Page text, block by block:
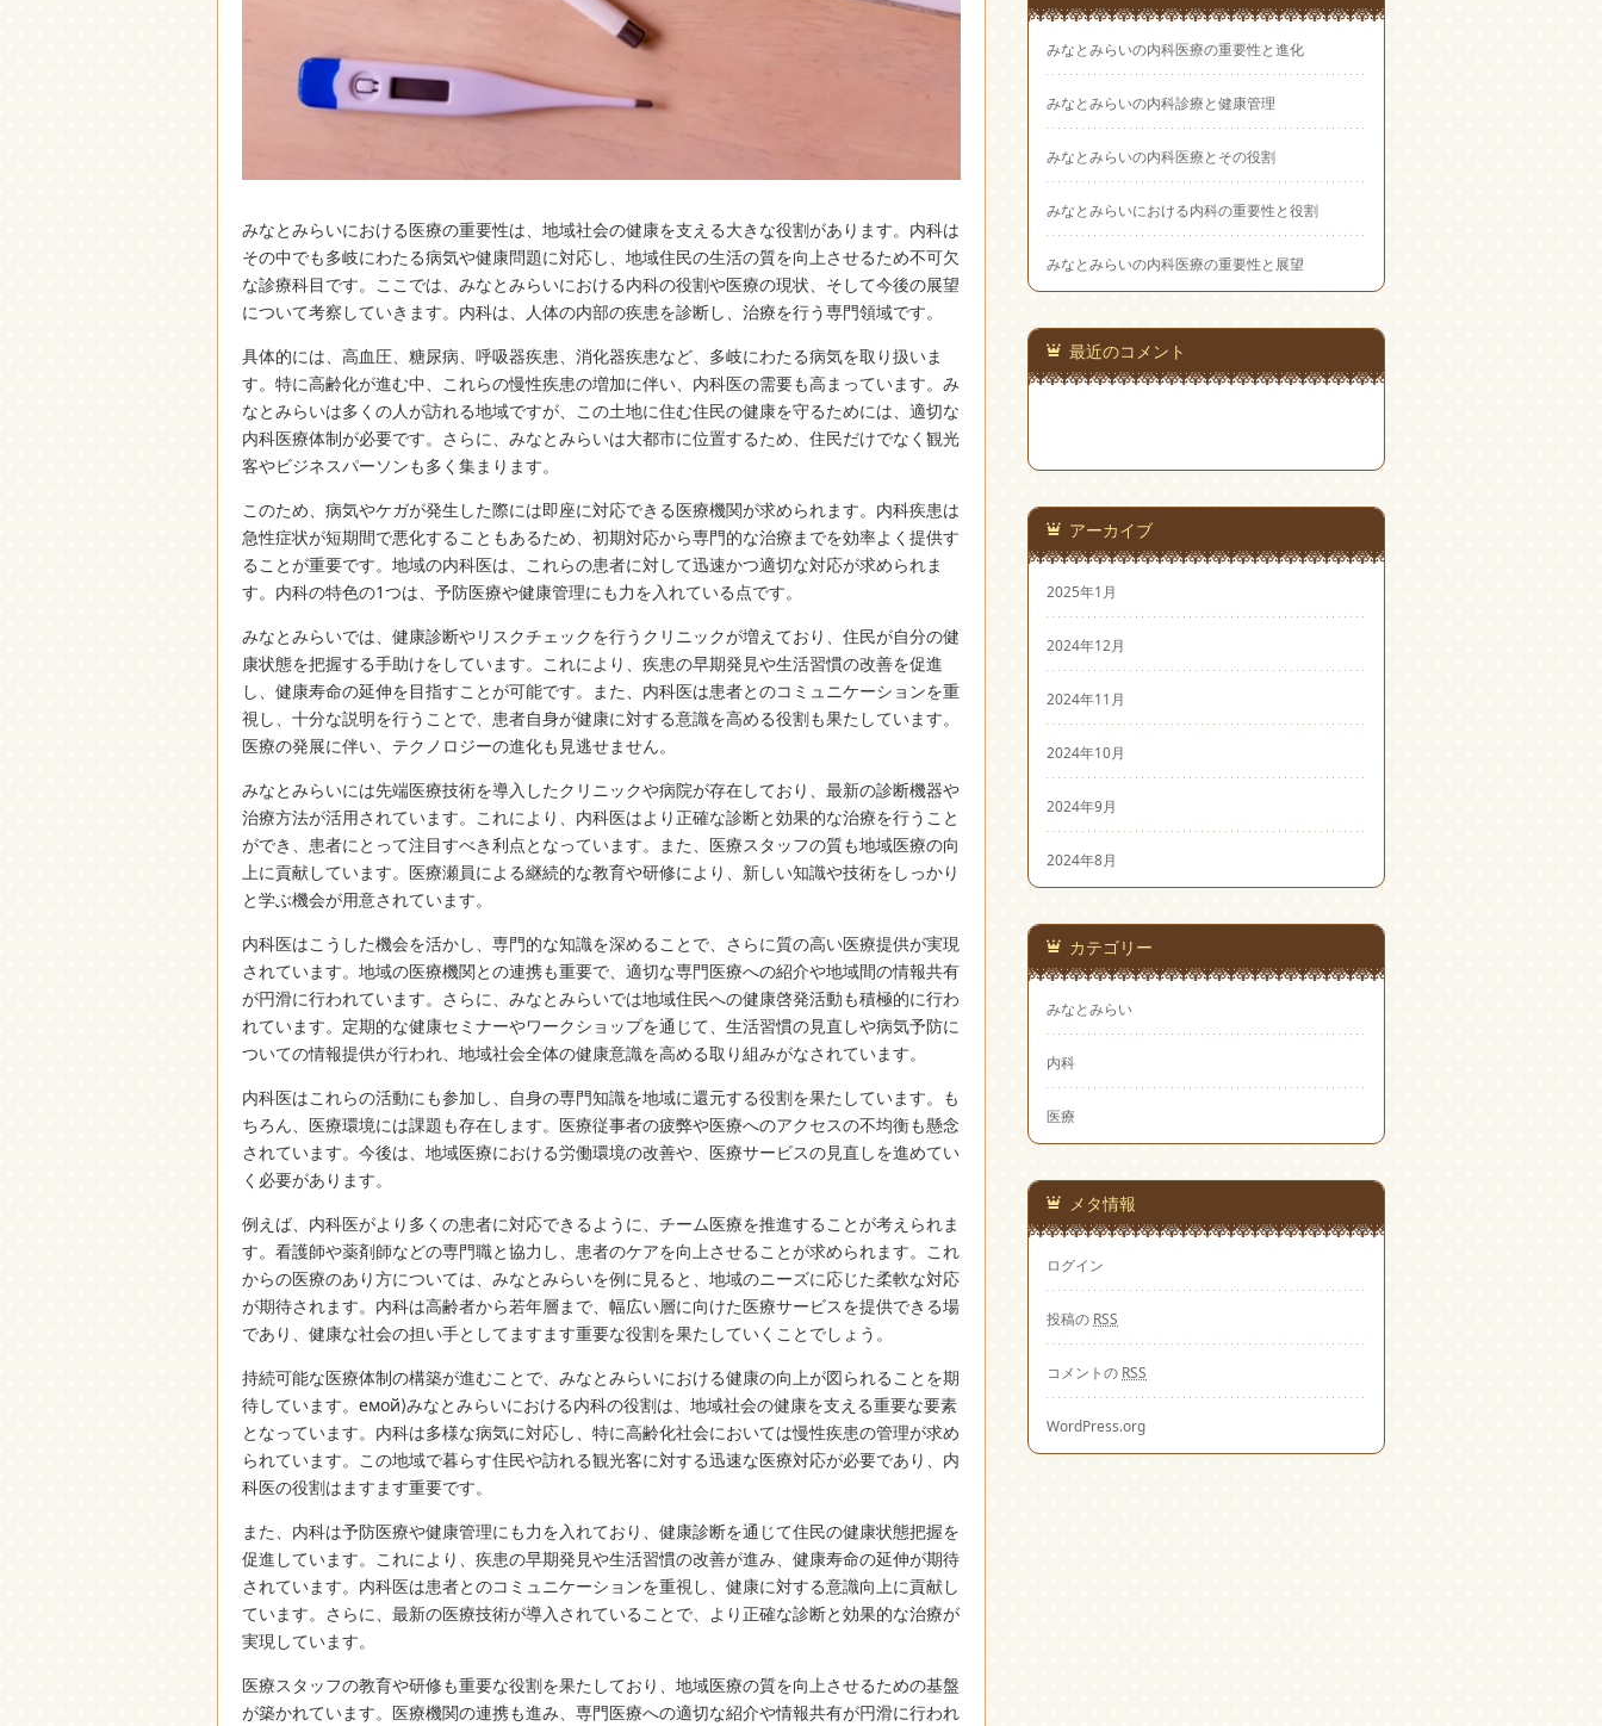
みなとみらいにおける医療の重要性は、地域社会の健康を支える大きな役割があります。 内科は
その中でも多岐にわたる病気や健康問題に対応し、地域住民の生活の質を向上させるため不可欠
な診療科目です。ここでは、みなとみらいにおける内科の役割や医療の現状、そして今後の展望
について考察していきます。内科は、人体の内部の疾患を診断し、治療を行う専門領域です。
具体的には、高血圧、糖尿病、呼吸器疾患、消化器疾患など、多岐にわたる病気を取り扱いま
す。特に高齢化が進む中、これらの慢性疾患の増加に伴い、内科医の需要も高まっています。み
なとみらいは多くの人が訪れる地域ですが、この土地に住む住民の健康を守るためには、適切な
内科医療体制が必要です。さらに、みなとみらいは大都市に位置するため、住民だけでなく観光
客やビジネスパーソンも多く集まります。
このため、病気やケガが発生した際には即座に対応できる医療機関が求められます。内科疾患は
急性症状が短期間で悪化することもあるため、初期対応から専門的な治療までを効率よく提供す
ることが重要です。地域の内科医は、これらの患者に対して迅速かつ適切な対応が求められま
す。内科の特色の1つは、予防医療や健康管理にも力を入れている点です。
みなとみらいでは、健康診断やリスクチェックを行うクリニックが増えており、住民が自分の健
康状態を把握する手助けをしています。これにより、疾患の早期発見や生活習慣の改善を促進
し、健康寿命の延伸を目指すことが可能です。また、内科医は患者とのコミュニケーションを重
視し、十分な説明を行うことで、患者自身が健康に対する意識を高める役割も果たしています。
医療の発展に伴い、テクノロジーの進化も見逃せません。
みなとみらいには先端医療技術を導入したクリニックや病院が存在しており、最新の診断機器や
治療方法が活用されています。これにより、内科医はより正確な診断と効果的な治療を行うこと
ができ、患者にとって注目すべき利点となっています。また、医療スタッフの質も地域医療の向
上に貢献しています。医療瀬員による継続的な教育や研修により、新しい知識や技術をしっかり
と学ぶ機会が用意されています。
内科医はこうした機会を活かし、専門的な知識を深めることで、さらに質の高い医療提供が実現
されています。地域の医療機関との連携も重要で、適切な専門医療への紹介や地域間の情報共有
が円滑に行われています。さらに、みなとみらいでは地域住民への健康啓発活動も積極的に行わ
れています。定期的な健康セミナーやワークショップを通じて、生活習慣の見直しや病気予防に
ついての情報提供が行われ、地域社会全体の健康意識を高める取り組みがなされています。
内科医はこれらの活動にも参加し、自身の専門知識を地域に還元する役割を果たしています。も
ちろん、医療環境には課題も存在します。医療従事者の疲弊や医療へのアクセスの不均衡も懸念
されています。今後は、地域医療における労働環境の改善や、医療サービスの見直しを進めてい
く必要があります。
例えば、内科医がより多くの患者に対応できるように、チーム医療を推進することが考えられま
す。看護師や薬剤師などの専門職と協力し、患者のケアを向上させることが求められます。これ
からの医療のあり方については、みなとみらいを例に見ると、地域のニーズに応じた柔軟な対応
が期待されます。内科は高齢者から若年層まで、幅広い層に向けた医療サービスを提供できる場
であり、健康な社会の担い手としてますます重要な役割を果たしていくことでしょう。
持続可能な医療体制の構築が進むことで、みなとみらいにおける健康の向上が図られることを期
待しています。емой⟩みなとみらいにおける内科の役割は、地域社会の健康を支える重要な要素
となっています。内科は多様な病気に対応し、特に高齢化社会においては慢性疾患の管理が求め
られています。この地域で暮らす住民や訪れる観光客に対する迅速な医療対応が必要であり、内
科医の役割はますます重要です。
また、内科は予防医療や健康管理にも力を入れており、健康診断を通じて住民の健康状態把握を
促進しています。これにより、疾患の早期発見や生活習慣の改善が進み、健康寿命の延伸が期待
されています。内科医は患者とのコミュニケーションを重視し、健康に対する意識向上に貢献し
ています。さらに、最新の医療技術が導入されていることで、より正確な診断と効果的な治療が
実現しています。
医療スタッフの教育や研修も重要な役割を果たしており、地域医療の質を向上させるための基盤
が築かれています。医療機関の連携も進み、専門医療への適切な紹介や情報共有が円滑に行われ
みなとみらいの内科医療の重要性と進化
みなとみらいの内科診療と健康管理
みなとみらいの内科医療とその役割
みなとみらいにおける内科の重要性と役割
みなとみらいの内科医療の重要性と展望
最近のコメント
アーカイブ
2025年1月
2024年12月
2024年11月
2024年10月
2024年9月
2024年8月
カテゴリー
みなとみらい
内科
医療
メタ情報
ログイン
投稿の RSS
コメントの RSS
WordPress.org